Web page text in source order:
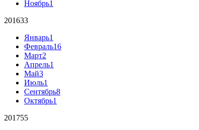
Ноябрь1
201633
Январь1
Февраль16
Март2
Апрель1
Май3
Июль1
Сентябрь8
Октябрь1
201755